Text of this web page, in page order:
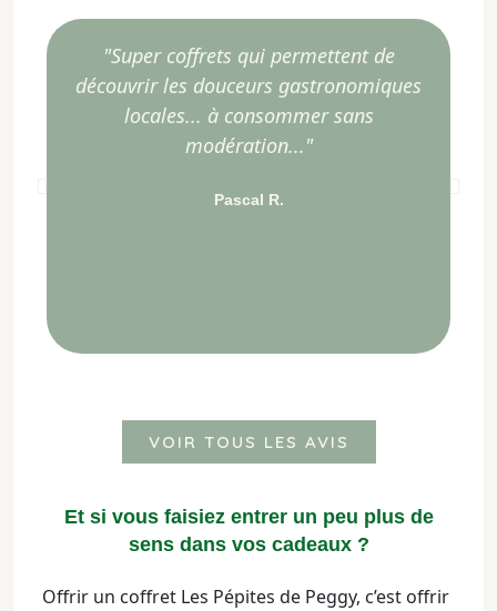
"Super coffrets qui permettent de
découvrir les douceurs gastronomiques
locales... à consommer sans
modération..."
Pascal R.
VOIR TOUS LES AVIS
Et si vous faisiez entrer un peu plus de
sens dans vos cadeaux ?
Offrir un coffret Les Pépites de Peggy, c’est offrir